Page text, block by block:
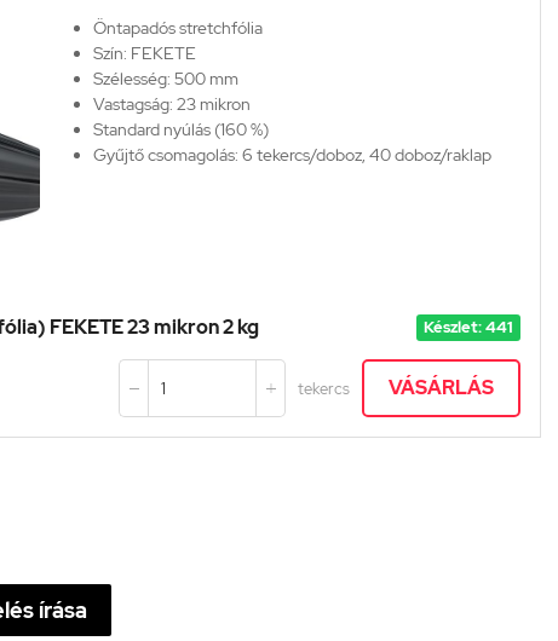
Öntapadós stretchfólia
Szín: FEKETE
Szélesség: 500 mm
Vastagság: 23 mikron
Standard nyúlás (160 %)
Gyűjtő csomagolás: 6 tekercs/doboz, 40 doboz/raklap
FEKETE 23 mikron 2 kg Készlet: 441
  tekercs VÁSÁRLÁS
írása